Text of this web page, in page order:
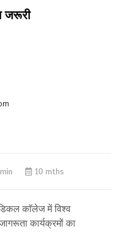
जरूरी
10 mths
काॅलेज में विश्व
कार्यक्रमों का